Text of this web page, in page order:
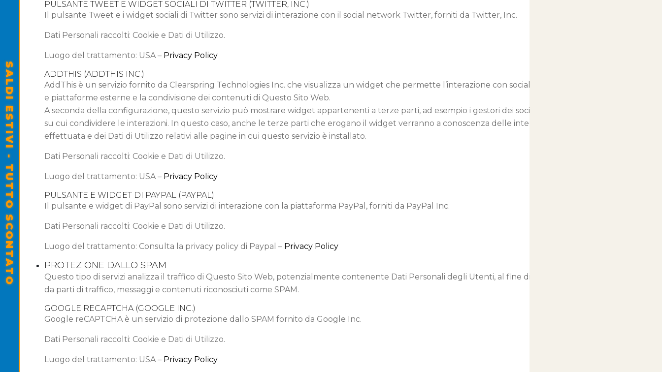
PULSANTE TWEET E WIDGET SOCIALI DI TWITTER (TWITTER, INC.)
Il pulsante Tweet e i widget sociali di Twitter sono servizi di interazione con il social network Twitter, forniti da Twitter, Inc.
Dati Personali raccolti: Cookie e Dati di Utilizzo.
Luogo del trattamento: USA – Privacy Policy
ADDTHIS (ADDTHIS INC.)
AddThis è un servizio fornito da Clearspring Technologies Inc. che visualizza un widget che permette l’interazione con social network
e piattaforme esterne e la condivisione dei contenuti di Questo Sito Web.
A seconda della configurazione, questo servizio può mostrare widget appartenenti a terze parti, ad esempio i gestori dei social network
su cui condividere le interazioni. In questo caso, anche le terze parti che erogano il widget verranno a conoscenza delle interazione
effettuata e dei Dati di Utilizzo relativi alle pagine in cui questo servizio è installato.
Dati Personali raccolti: Cookie e Dati di Utilizzo.
Luogo del trattamento: USA – Privacy Policy
PULSANTE E WIDGET DI PAYPAL (PAYPAL)
Il pulsante e widget di PayPal sono servizi di interazione con la piattaforma PayPal, forniti da PayPal Inc.
Dati Personali raccolti: Cookie e Dati di Utilizzo.
Luogo del trattamento: Consulta la privacy policy di Paypal – Privacy Policy
PROTEZIONE DALLO SPAM
Questo tipo di servizi analizza il traffico di Questo Sito Web, potenzialmente contenente Dati Personali degli Utenti, al fine di filtrarlo
da parti di traffico, messaggi e contenuti riconosciuti come SPAM.
GOOGLE RECAPTCHA (GOOGLE INC.)
Google reCAPTCHA è un servizio di protezione dallo SPAM fornito da Google Inc.
Dati Personali raccolti: Cookie e Dati di Utilizzo.
Luogo del trattamento: USA – Privacy Policy
SALDI ESTIVI - TUTTO SCONTATO